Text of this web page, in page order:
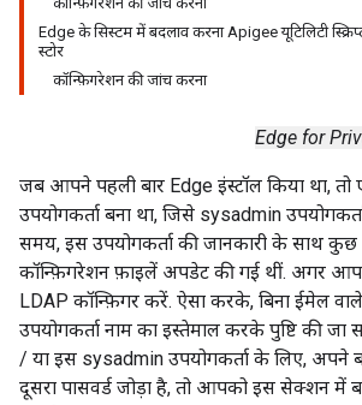
Edge के सिस्टम में बदलाव करना Apigee यूटिलिटी
स्टोर
कॉन्फ़िगरेशन की जांच करना
Edge for
जब आपने पहली बार Edge इंस्टॉल किया था,
उपयोगकर्ता बना था, जिसे sysadmin
समय, इस उपयोगकर्ता की जानकारी के साथ कुछ
कॉन्फ़िगरेशन फ़ाइलें अपडेट की गई थीं. अगर
LDAP कॉन्फ़िगर करें. ऐसा करके, बिना ईमेल
उपयोगकर्ता नाम का इस्तेमाल करके पुष्टि की
/ या इस sysadmin उपयोगकर्ता के लिए, अपने
दूसरा पासवर्ड जोड़ा है, तो आपको इस सेक्शन में